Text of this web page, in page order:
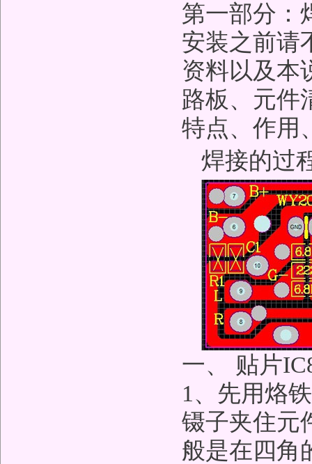
第一部分：
安装之前请
资料以及本
路板、元件
特点、作用
焊接的过
一、 贴片
1、先用烙
镊子夹住元
般是在四角